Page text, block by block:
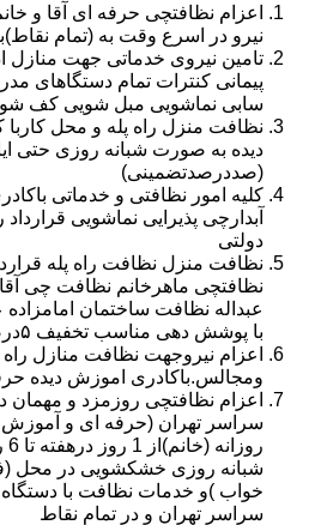
اعزام نظافتچی حرفه ای آقا و
نیرو در اسرع وقت به (تمام
تامین نیروی خدماتی جهت
پیمانی کنترات تمام دستگاهای
سابی نماشویی مبل شویی کف
نظافت منزل راه پله و محل
دیده به صورت شبانه روزی حتی
(صددرصدتضمینی)
کلیه امور نظافتی و خدماتی
آبدارچی پذیرایی نماشویی
دولتی
نظافت منزل نظافت راه پله
نظافتچی ماهرخانم نظافت چی
عبداله نظافت ساختمان امامزاده
با پوشش دهی مناسب تخفیف ۵درصدی●
اعزام نیروجهت نظافت منازل راه
ومجالس.باکادری اموزش دیده
اعزام نظافتچی روزمزد و مهمان
سراسر تهران (حرفه ای و آموزش
شبانه روزی خشکشویی در
خواب )و خدمات نظافت با دستگاه
سراسر تهران و در تمام نقاط